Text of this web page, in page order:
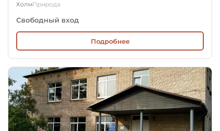
ХолмПрирода
Свободный вход
Подробнее